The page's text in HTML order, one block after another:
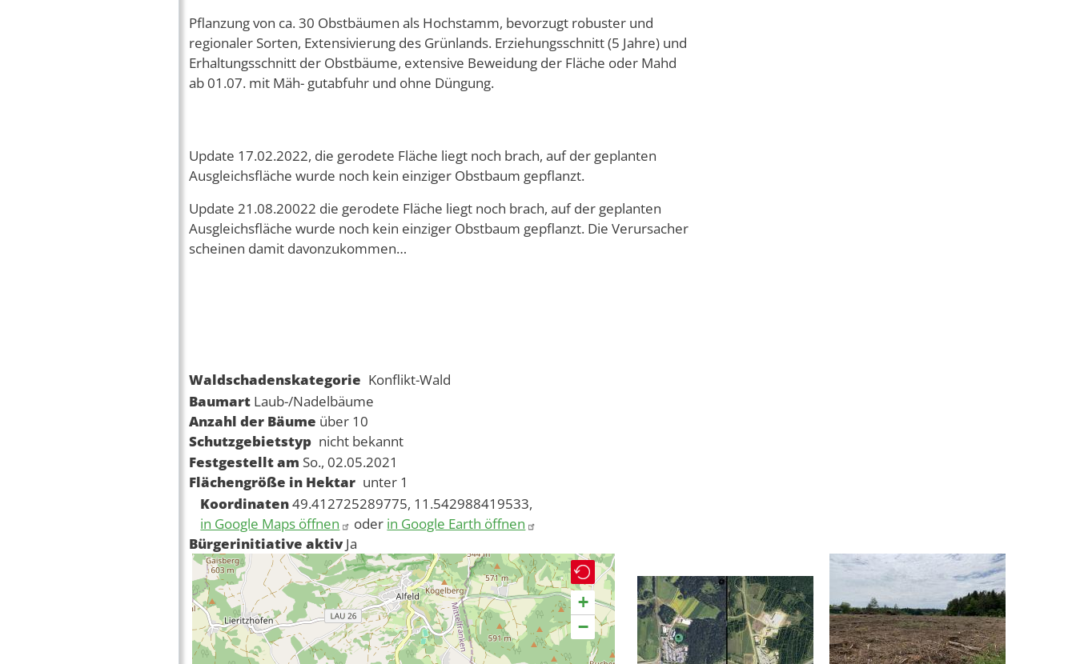
Pflanzung von ca. 30 Obstbäumen als Hochstamm, bevorzugt robuster und
regionaler Sorten, Extensivierung des Grünlands. Erziehungsschnitt (5 Jahre) und
Erhaltungsschnitt der Obstbäume, extensive Beweidung der Fläche oder Mahd
ab 01.07. mit Mäh- gutabfuhr und ohne Düngung.
Update 17.02.2022, die gerodete Fläche liegt noch brach, auf der geplanten
Ausgleichsfläche wurde noch kein einziger Obstbaum gepflanzt.
Update 21.08.20022 die gerodete Fläche liegt noch brach, auf der geplanten
Ausgleichsfläche wurde noch kein einziger Obstbaum gepflanzt. Die Verursacher
scheinen damit davonzukommen…
Waldschadenskategorie Konflikt-Wald
Baumart Laub-/Nadelbäume
Anzahl der Bäume über 10
Schutzgebietstyp nicht bekannt
Festgestellt am So., 02.05.2021
Flächengröße in Hektar unter 1
Koordinaten49.412725289775, 11.542988419533,
in Google Maps öffnen
oder in Google Earth öffnen
Bürgerinitiative aktiv Ja
+
−